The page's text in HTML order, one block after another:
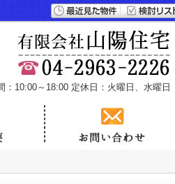
：10:00～18:00 定休日：火曜日、水曜日